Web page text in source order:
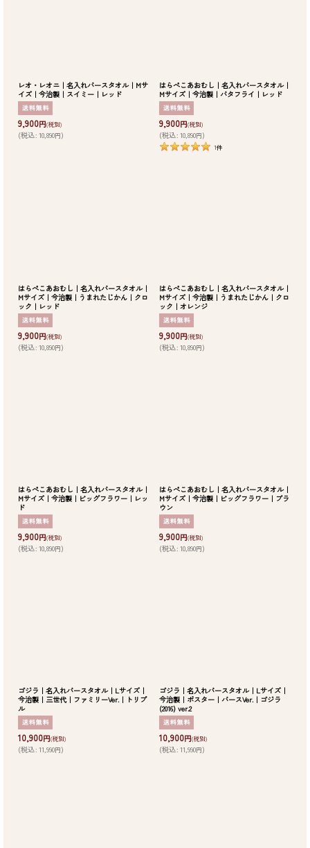
レオ・レオニ｜名入れバースタオル｜Mサ
イズ｜今治製｜スイミー｜レッド
9,900円(税別)
(税込: 10,890円)
はらぺこあおむし｜名入れバースタオル｜
Mサイズ｜今治製｜バタフライ｜レッド
9,900円(税別)
(税込: 10,890円)
1件
はらぺこあおむし｜名入れバースタオル｜
Mサイズ｜今治製｜うまれたじかん｜クロ
ック｜レッド
9,900円(税別)
(税込: 10,890円)
はらぺこあおむし｜名入れバースタオル｜
Mサイズ｜今治製｜うまれたじかん｜クロ
ック｜オレンジ
9,900円(税別)
(税込: 10,890円)
はらぺこあおむし｜名入れバースタオル｜
Mサイズ｜今治製｜ビッグフラワー｜レッ
ド
9,900円(税別)
(税込: 10,890円)
はらぺこあおむし｜名入れバースタオル｜
Mサイズ｜今治製｜ビッグフラワー｜ブラ
ウン
9,900円(税別)
(税込: 10,890円)
ゴジラ｜名入れバースタオル｜Lサイズ｜
今治製｜三世代｜ファミリーVer.｜トリプ
ル
10,900円(税別)
(税込: 11,990円)
ゴジラ｜名入れバースタオル｜Lサイズ｜
今治製｜ポスター｜バースVer.｜ゴジラ
(2016) ver.2
10,900円(税別)
(税込: 11,990円)